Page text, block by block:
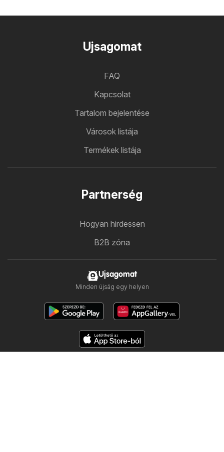
Ujsagomat
FAQ
Kapcsolat
Tartalom bejelentése
Városok listája
Termékek listája
Partnerség
Hogyan hirdessen
B2B zóna
Ujsagomat
Minden újság egy helyen